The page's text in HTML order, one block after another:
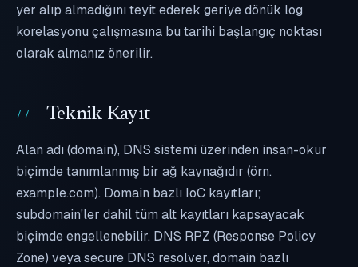
yer alıp almadığını teyit ederek geriye dönük log
korelasyonu çalışmasına bu tarihi başlangıç noktası
olarak almanız önerilir.
Teknik Kayıt
Alan adı (domain), DNS sistemi üzerinden insan-okur
biçimde tanımlanmış bir ağ kaynağıdır (örn.
example.com). Domain bazlı IoC kayıtları;
subdomain'ler dahil tüm alt kayıtları kapsayacak
biçimde engellenebilir. DNS RPZ (Response Policy
Zone) veya secure DNS resolver, domain bazlı